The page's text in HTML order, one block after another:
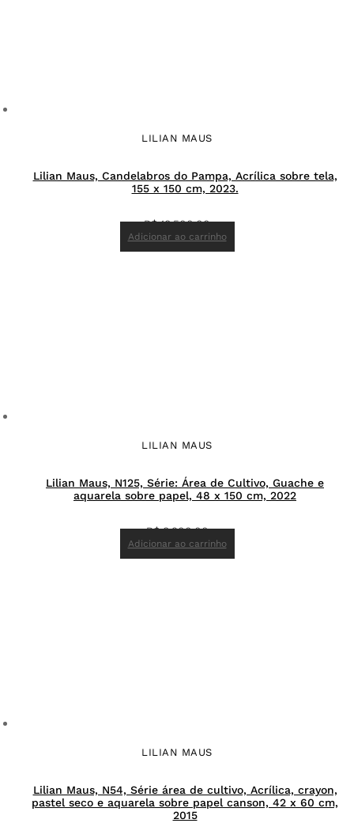
LILIAN MAUS
Lilian Maus, Candelabros do Pampa, Acrílica sobre tela,
155 x 150 cm, 2023.
R$18.500,00
Adicionar ao carrinho
LILIAN MAUS
Lilian Maus, N125, Série: Área de Cultivo, Guache e
aquarela sobre papel, 48 x 150 cm, 2022
R$8.900,00
Adicionar ao carrinho
LILIAN MAUS
Lilian Maus, N54, Série área de cultivo, Acrílica, crayon,
pastel seco e aquarela sobre papel canson, 42 x 60 cm,
2015